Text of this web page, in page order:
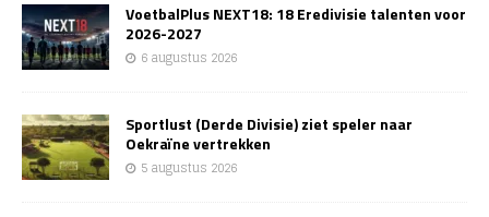
VoetbalPlus NEXT18: 18 Eredivisie talenten voor
2026-2027
6 augustus 2026
Sportlust (Derde Divisie) ziet speler naar
Oekraïne vertrekken
5 augustus 2026